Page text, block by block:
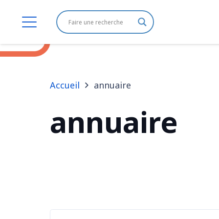
Accueil annuaire
annuaire